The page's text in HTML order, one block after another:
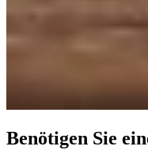
Benötigen Sie